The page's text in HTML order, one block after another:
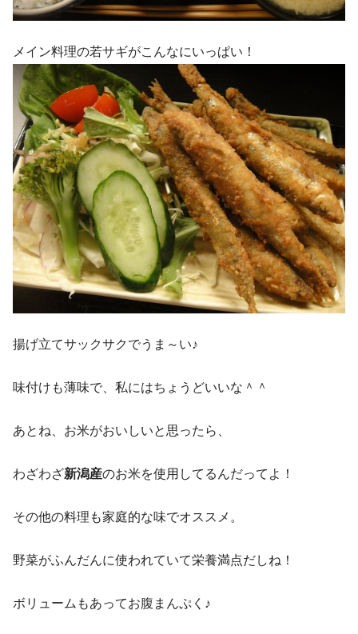
メイン料理の若サギがこんなにいっぱい！
揚げ立てサックサクでうま～い♪
味付けも薄味で、私にはちょうどいいな＾＾
あとね、お米がおいしいと思ったら、
わざわざ新潟産のお米を使用してるんだってよ！
その他の料理も家庭的な味でオススメ。
野菜がふんだんに使われていて栄養満点だしね！
ボリュームもあってお腹まんぷく♪